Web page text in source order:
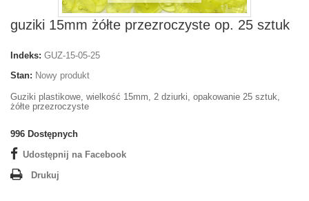
guziki 15mm żółte przezroczyste op. 25 sztuk
Indeks: GUZ-15-05-25
Stan: Nowy produkt
Guziki plastikowe, wielkość 15mm, 2 dziurki, opakowanie 25 sztuk,
żółte przezroczyste
996 Dostępnych
Udostępnij na Facebook
Drukuj